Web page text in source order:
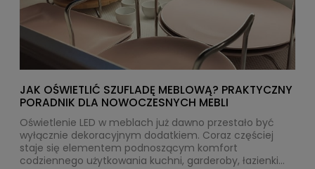
JAK OŚWIETLIĆ SZUFLADĘ MEBLOWĄ? PRAKTYCZNY
PORADNIK DLA NOWOCZESNYCH MEBLI
Oświetlenie LED w meblach już dawno przestało być
wyłącznie dekoracyjnym dodatkiem. Coraz częściej
staje się elementem podnoszącym komfort
codziennego użytkowania kuchni, garderoby, łazienki